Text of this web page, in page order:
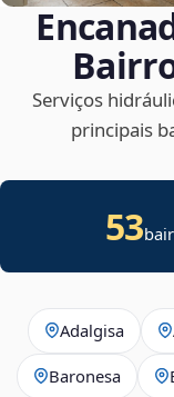
Serviços
principais
53
Adalgisa
Baronesa